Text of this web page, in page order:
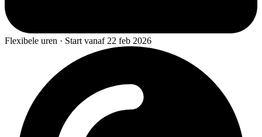
Flexibele uren · Start vanaf 22 feb 2026